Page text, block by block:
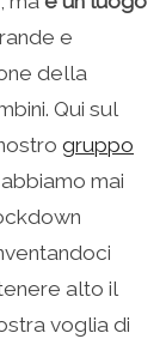
e
della
Qui sul
gruppo
mai
alto il
voglia di